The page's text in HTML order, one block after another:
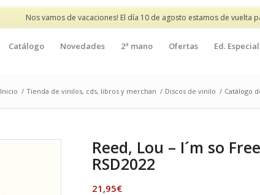
Nos vamos de vacaciones! El día 10 de agosto estamos de vuelta
Catálogo Novedades 2ª mano Ofertas Ed.
Inicio / Tienda de vinilos, cds, libros y merchan / Discos de vinilo / Catálogo
Reed, Lou – I´m so
RSD2022
21,95€